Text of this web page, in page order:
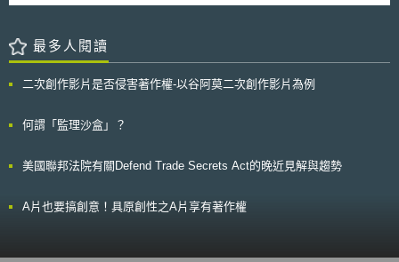
中評比標準中，分數較高有免費公共WIFI普及度、醫療服務設備充足、用
數較低的有交通壅塞問題、綠地不足以及政府腐敗與效率不彰等。
獨占專利權等問題。基此，配合2020年4月未來投資會議的決議要求，統整
11月公平交易委員會所發布的「Startup交易習慣之現況調查報告最終版」
（スタートアップの取引慣行に関する実態調査について最終報告），擬定
disclosure agreement, NDA）、概念驗證（Proof of Concept, PoC）契
訂約階段在內的各種問題實例、以及日本獨占禁止法（私的独占の禁止及び
公開營業秘密，卻未能簽訂保密協議。對此，合作廠商即可能構成獨占禁止
商承諾事後會簽署保密協議，但要求新創事業先行揭露其程式的原始碼等營
最多人閱讀
二次創作影片是否侵害著作權-以谷阿莫二次創作影片為例
何謂「監理沙盒」？
美國聯邦法院有關Defend Trade Secrets Act的晚近見解與趨勢
A片也要搞創意！具原創性之A片享有著作權